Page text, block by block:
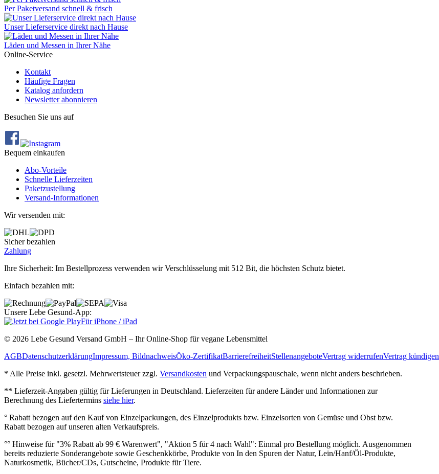
Per Paketversand schnell & frisch
Unser Lieferservice direkt nach Hause
Läden und Messen in Ihrer Nähe
Online-Service
Kontakt
Häufige Fragen
Katalog anfordern
Newsletter abonnieren
Besuchen Sie uns auf
Bequem einkaufen
Abo‐Vorteile
Schnelle Lieferzeiten
Paketzustellung
Versand‐Informationen
Wir versenden mit:
Sicher bezahlen
Zahlung
Ihre Sicherheit: Im Bestellprozess verwenden wir Verschlüsselung mit 512 Bit, die höchsten Schutz bietet.
Einfach bezahlen mit:
Unsere Lebe Gesund-App:
Für iPhone / iPad
© 2026 Lebe Gesund Versand GmbH – Ihr Online‐Shop für vegane Lebensmittel
AGBDatenschutzerklärungImpressum, BildnachweisÖko‐ZertifikatBarrierefreiheitStellenangeboteVertrag widerrufenVertrag kündigen
* Alle Preise inkl. gesetzl. Mehrwertsteuer zzgl. Versandkosten und Verpackungspauschale, wenn nicht anders beschrieben.
** Lieferzeit‐Angaben gültig für Lieferungen in Deutschland. Lieferzeiten für andere Länder und Informationen zur
Berechnung des Liefertermins siehe hier.
° Rabatt bezogen auf den Kauf von Einzelpackungen, des Einzelprodukts bzw. Einzelsorten von Gemüse und Obst bzw.
Rabatt bezogen auf unseren alten Verkaufspreis.
°° Hinweise für "3% Rabatt ab 99 € Warenwert", "Aktion 5 für 4 nach Wahl": Einmal pro Bestellung möglich. Ausgenommen
bereits reduzierte Sonderangebote sowie Geschenkkörbe, Produkte von In den Spuren der Natur, Lein/Hanf/Öl-Produkte,
Naturkosmetik, Bücher/CDs, Gutscheine, Produkte für Tiere.